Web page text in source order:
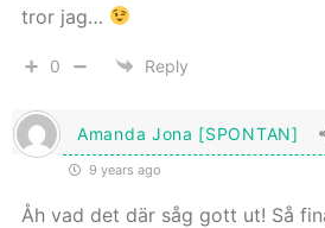
tror jag…
0 Reply
Amanda Jona [SPONTAN]
9 years ago
Åh vad det där såg gott ut! Så